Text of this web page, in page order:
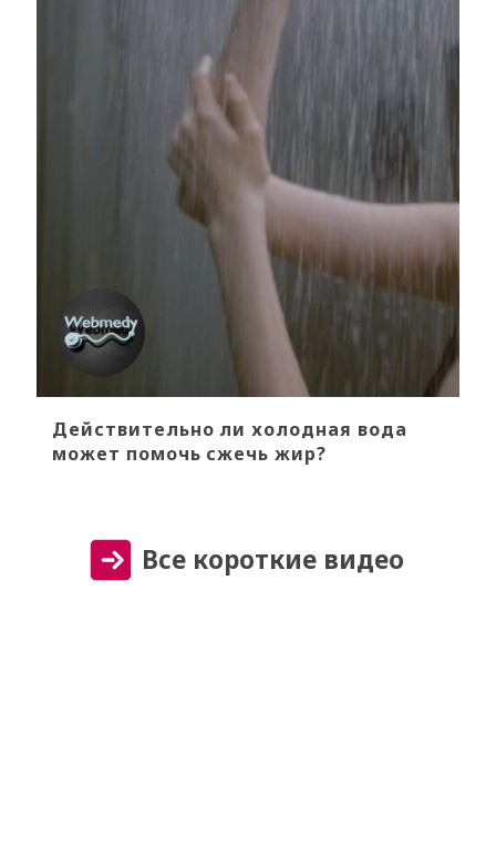
Действительно ли холодная вода
может помочь сжечь жир?
Все короткие видео